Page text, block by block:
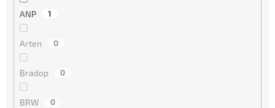
ANP 1
Arten 0
Bradop 0
BRW 0